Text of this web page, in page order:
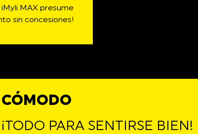
MAX presume
sin concesiones!
CÓMODO
¡TODO PARA SENTIRSE BIEN!